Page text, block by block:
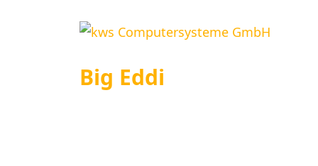
Big Eddi